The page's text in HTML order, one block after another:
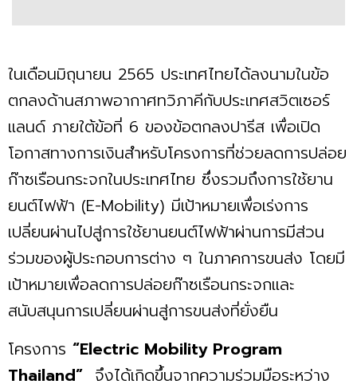
ในเดือนมิถุนายน 2565 ประเทศไทยได้ลงนามในข้อ
ตกลงด้านสภาพอากาศทวิภาคีกับประเทศสวิตเซอร์
แลนด์ ภายใต้ข้อที่ 6 ของข้อตกลงปารีส เพื่อเปิด
โอกาสทางการเงินสำหรับโครงการที่ช่วยลดการปล่อย
ก๊าซเรือนกระจกในประเทศไทย ซึ่งรวมถึงการใช้ยาน
ยนต์ไฟฟ้า (E-Mobility) มีเป้าหมายเพื่อเร่งการ
เปลี่ยนผ่านไปสู่การใช้ยานยนต์ไฟฟ้าผ่านการมีส่วน
ร่วมของผู้ประกอบการต่าง ๆ ในภาคการขนส่ง โดยมี
เป้าหมายเพื่อลดการปล่อยก๊าซเรือนกระจกและ
สนับสนุนการเปลี่ยนผ่านสู่การขนส่งที่ยั่งยืน
โครงการ “Electric Mobility Program
Thailand” จึงได้เกิดขึ้นจากความร่วมมือระหว่าง